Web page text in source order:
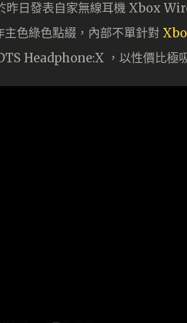
日發表自家無線耳機 Xbox
主色綠色點綴，內部不單針對
Headphone:X ，以性價比極